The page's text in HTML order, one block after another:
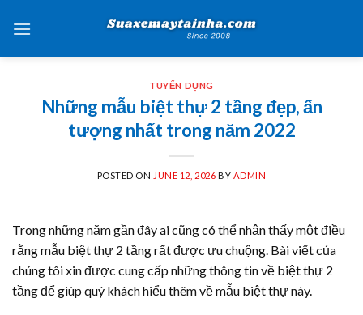
TUYỂN DỤNG
Những mẫu biệt thự 2 tầng đẹp, ấn
tượng nhất trong năm 2022
POSTED ON JUNE 12, 2026 BY ADMIN
Trong những năm gần đây ai cũng có thể nhận thấy một điều
rằng mẫu biệt thự 2 tầng rất được ưu chuộng. Bài viết của
chúng tôi xin được cung cấp những thông tin về biệt thự 2
tầng để giúp quý khách hiểu thêm về mẫu biệt thự này.